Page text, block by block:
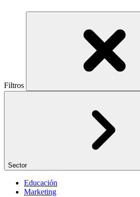
Filtros
Sector
Educación
Marketing